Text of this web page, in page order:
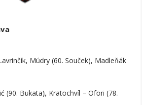
Múdry (60. Souček), Madleňák
(90. Bukata), Kratochvíl – Ofori (78.